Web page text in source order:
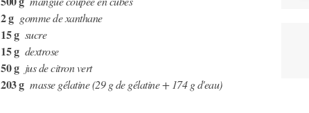
2 g gomme de xanthane
15 g sucre
15 g dextrose
50 g jus de citron vert
203 g masse gélatine (29 g de gélatine + 174 g d'eau)